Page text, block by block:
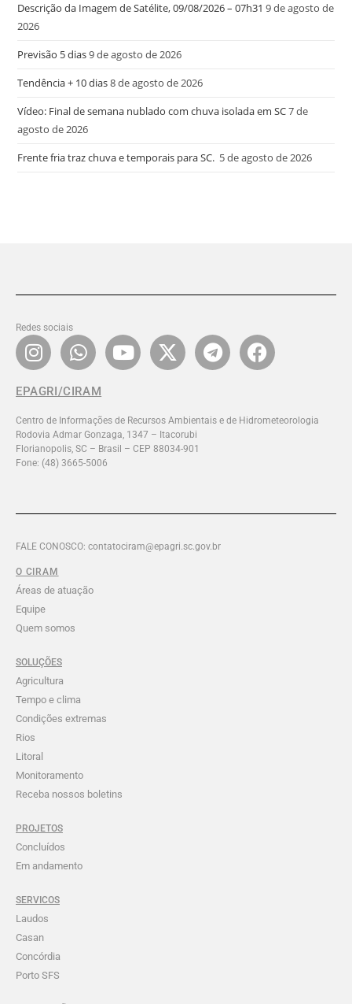
Descrição da Imagem de Satélite, 09/08/2026 – 07h31 9 de agosto de
2026
Previsão 5 dias9 de agosto de 2026
Tendência + 10 dias8 de agosto de 2026
Vídeo: Final de semana nublado com chuva isolada em SC7 de
agosto de 2026
Frente fria traz chuva e temporais para SC. 5 de agosto de 2026
Redes sociais
EPAGRI/CIRAM
Centro de Informações de Recursos Ambientais e de Hidrometeorologia
Rodovia Admar Gonzaga, 1347 – Itacorubi
Florianopolis, SC – Brasil – CEP 88034-901
Fone: (48) 3665-5006
FALE CONOSCO: contatociram@epagri.sc.gov.br
O CIRAM
Áreas de atuação
Equipe
Quem somos
SOLUÇÕES
Agricultura
Tempo e clima
Condições extremas
Rios
Litoral
Monitoramento
Receba nossos boletins
PROJETOS
Concluídos
Em andamento
SERVICOS
Laudos
Casan
Concórdia
Porto SFS